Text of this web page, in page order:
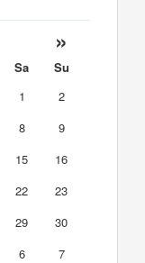
»
Sa
Su
1
2
8
9
15
16
22
23
29
30
6 7